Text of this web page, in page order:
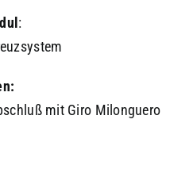
:
mit Giro Milonguero